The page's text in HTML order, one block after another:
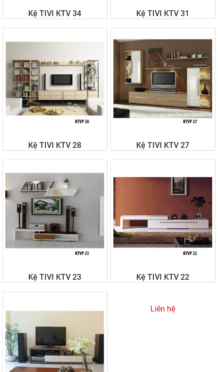
Kệ TIVI KTV 34
Liên hệ
Kệ TIVI KTV 31
Liên hệ
Kệ TIVI KTV 28
Liên hệ
Kệ TIVI KTV 27
Liên hệ
Kệ TIVI KTV 23
Liên hệ
Kệ TIVI KTV 22
Liên hệ